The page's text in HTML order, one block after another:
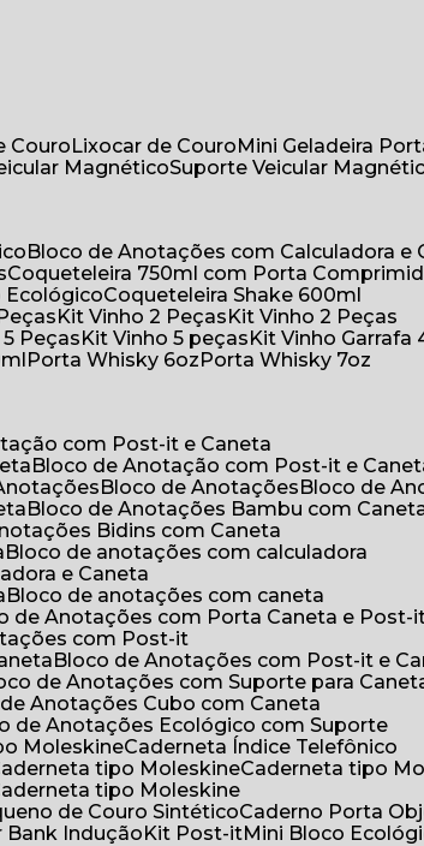
Couro Lixocar de Couro
Mini Geladeira
Magnético
Suporte Veicular
Bloco de Anotações com Calculadora e
Coqueteleira 750ml com Porta
Ecológico
Coqueteleira Shake 600ml
Kit Vinho 2 Peças
Kit Vinho 2 Peças
5 Peças Kit Vinho 5 peças
Kit Vinho Garrafa
Porta Whisky 6oz
Porta Whisky 7oz
com Post-it e Caneta
Bloco de Anotação com Post-it e
Bloco de Anotações
Bloco de
Bloco de Anotações Bambu com
Bidins com Caneta
Bloco de anotações com calculadora
e Caneta
Bloco de anotações com caneta
de Anotações com Porta Caneta e Post-
com Post-it
Bloco de Anotações com Post-it e
de Anotações com Suporte para
de Anotações Cubo com Caneta
de Anotações Ecológico com Suporte
Moleskine
Caderneta Índice Telefônico
Caderneta tipo Moleskine
Caderneta tipo
Caderneta tipo Moleskine
de Couro Sintético
Caderno Porta
Bank Indução Kit Post-it
Mini Bloco